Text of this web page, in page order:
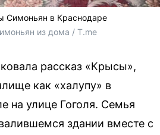
Симоньян в Краснодаре
из дома / T.me
рассказ «Крысы»,
как «халупу» в
на улице Гоголя. Семья
здании вместе с